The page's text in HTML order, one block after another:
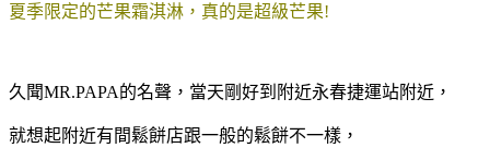
夏季限定的芒果霜淇淋，真的是超級芒果!
久聞MR.PAPA的名聲，當天剛好到附近永春捷運站附近，
就想起附近有間鬆餅店跟一般的鬆餅不一樣，